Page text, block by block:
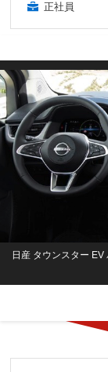
正社員
日産 タウンスター EV